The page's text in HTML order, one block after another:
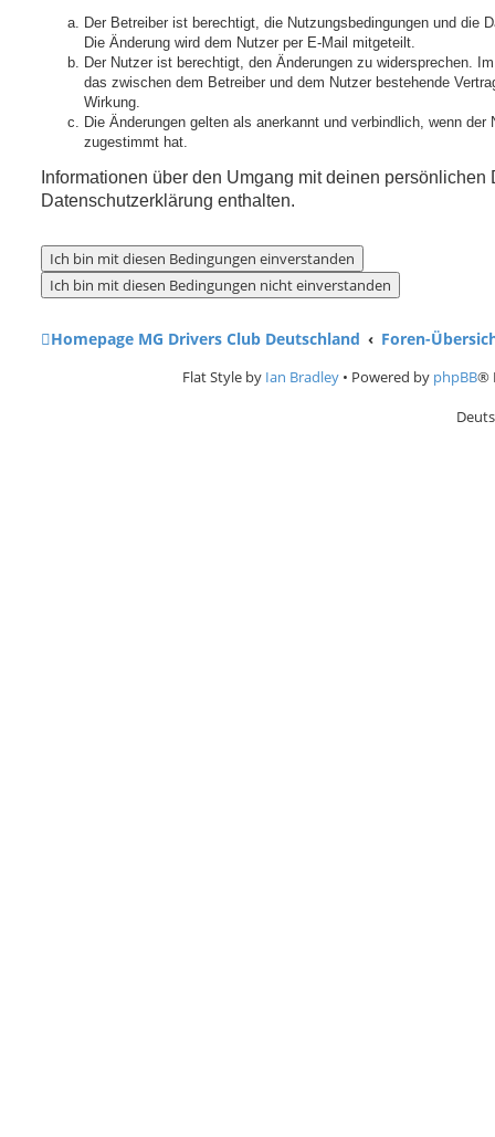
Der Betreiber ist berechtigt, die Nutzungsbedingungen und die
Die Änderung wird dem Nutzer per E-Mail mitgeteilt.
Der Nutzer ist berechtigt, den Änderungen zu widersprechen.
das zwischen dem Betreiber und dem Nutzer bestehende
Wirkung.
Die Änderungen gelten als anerkannt und verbindlich, wenn der
zugestimmt hat.
Informationen über den Umgang mit deinen persönlichen
Datenschutzerklärung enthalten.
Homepage MG Drivers Club Deutschland Foren-
Flat Style by Ian Bradley • Powered by phpBB®